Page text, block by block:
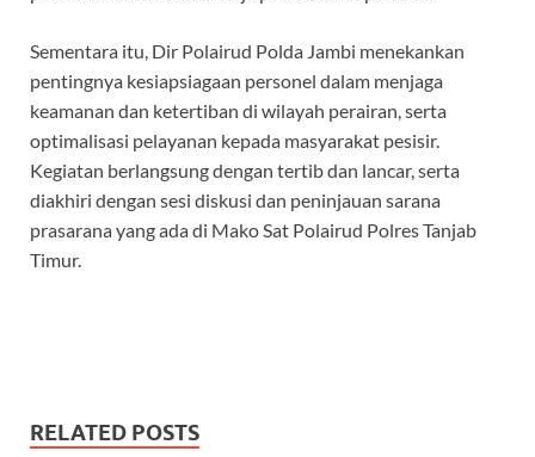
Sementara itu, Dir Polairud Polda Jambi menekankan
pentingnya kesiapsiagaan personel dalam menjaga
keamanan dan ketertiban di wilayah perairan, serta
optimalisasi pelayanan kepada masyarakat pesisir.
Kegiatan berlangsung dengan tertib dan lancar, serta
diakhiri dengan sesi diskusi dan peninjauan sarana
prasarana yang ada di Mako Sat Polairud Polres Tanjab
Timur.
RELATED POSTS